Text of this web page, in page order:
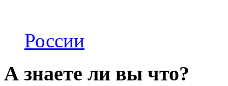
России
А знаете ли вы что?